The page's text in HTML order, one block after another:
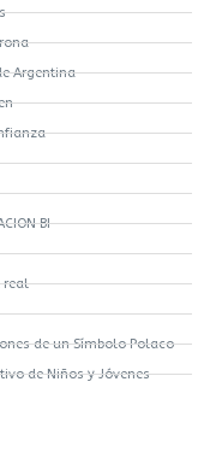
Argentina
BI
real
de un Símbolo Polaco
de Niños y Jóvenes